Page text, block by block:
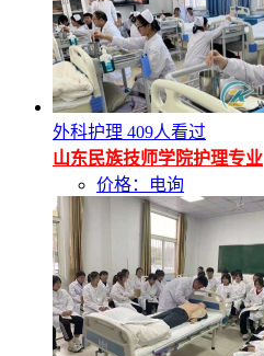
外科护理 409人看过
山东民族技师学院护理专业
价格：电询